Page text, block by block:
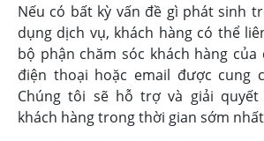
Nếu có bất kỳ vấn đề gì phát sinh
dụng dịch vụ, khách hàng có thể
bộ phận chăm sóc khách hàng
điện thoại hoặc email được cung
Chúng tôi sẽ hỗ trợ và giải
khách hàng trong thời gian sớm